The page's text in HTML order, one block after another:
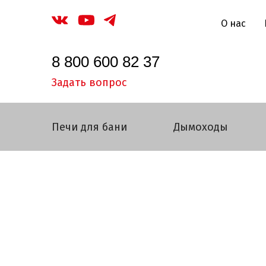
8 800 600 82 37
Задать вопрос
О нас
Печи для бани Дымоходы